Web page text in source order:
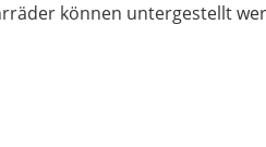
können untergestellt